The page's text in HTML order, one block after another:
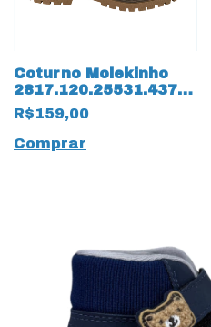
Coturno Molekinho
2817.120.25531.43792
Napa atlanta 15246
Café
R$159,00
Comprar